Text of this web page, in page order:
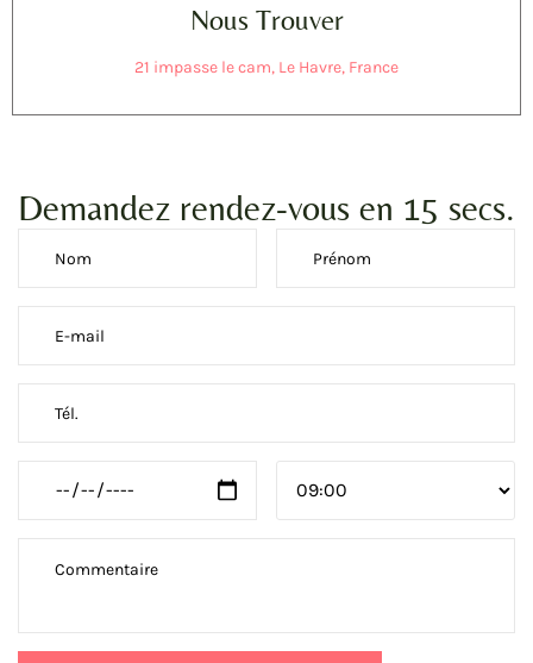
Nous Trouver
21 impasse le cam, Le Havre, France
Demandez rendez-vous en 15 secs.